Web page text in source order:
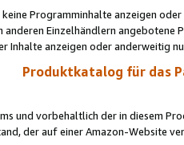
Programminhalte anzeigen
anderen Einzelhändlern
Inhalte anzeigen oder anderweitig
Produktkatalog für das
und vorbehaltlich der in diesem
der auf einer Amazon-Website